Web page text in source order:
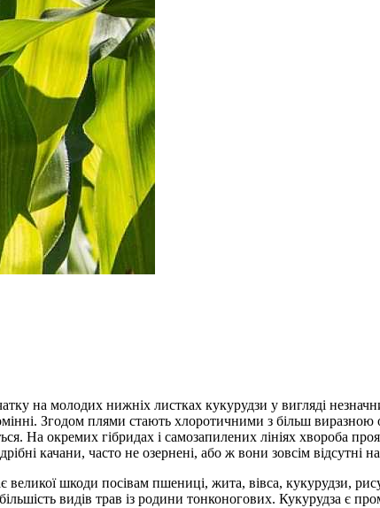
на молодих нижніх листках кукурудзи у вигляді
Згодом плями стають хлоротичними з більш виразною
На окремих гібридах і самозапилених лініях хвороба
качани, часто не озернені, або ж вони зовсім відсутні
великої шкоди посівам пшениці, жита, вівса, кукурудзи,
видів трав із родини тонконогових. Кукурудза є